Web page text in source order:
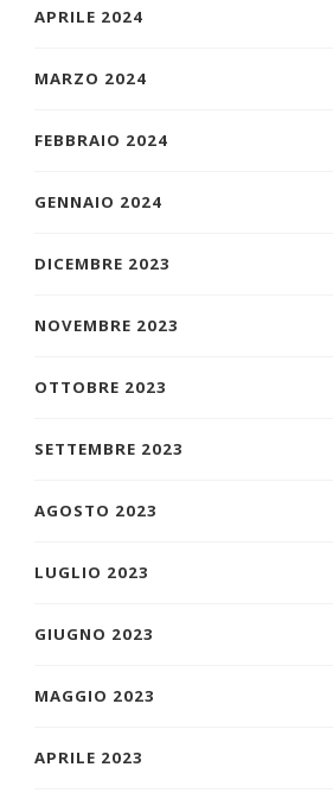
APRILE 2024
MARZO 2024
FEBBRAIO 2024
GENNAIO 2024
DICEMBRE 2023
NOVEMBRE 2023
OTTOBRE 2023
SETTEMBRE 2023
AGOSTO 2023
LUGLIO 2023
GIUGNO 2023
MAGGIO 2023
APRILE 2023